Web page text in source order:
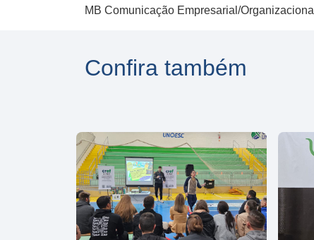
MB Comunicação Empresarial/Organizacional
Confira também